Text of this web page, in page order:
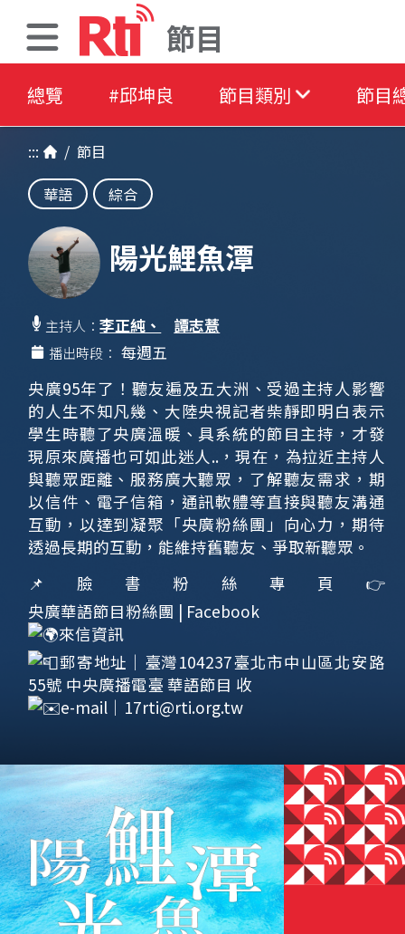
節目
總覽 #邱坤良 節目類別 節目
::: / 節目
華語
綜合
陽光鯉魚潭
主持人：李正純、 譚志薏
播出時段： 每週五
央廣95年了！聽友遍及五大洲、受過主持人影響
的人生不知凡幾、大陸央視記者柴靜即明白表示
學生時聽了央廣溫暖、具系統的節目主持，才發
現原來廣播也可如此迷人..，現在，為拉近主持人
與聽眾距離、服務廣大聽眾，了解聽友需求，期
以信件、電子信箱，通訊軟體等直接與聽友溝通
互動，以達到凝聚「央廣粉絲團」向心力，期待
透過長期的互動，能維持舊聽友、爭取新聽眾。
📌臉書粉絲專頁👉
央廣華語節目粉絲團 | Facebook
來信資訊
郵寄地址｜臺灣104237臺北市中山區北安路
55號 中央廣播電臺 華語節目 收
e-mail｜ 17rti@rti.org.tw